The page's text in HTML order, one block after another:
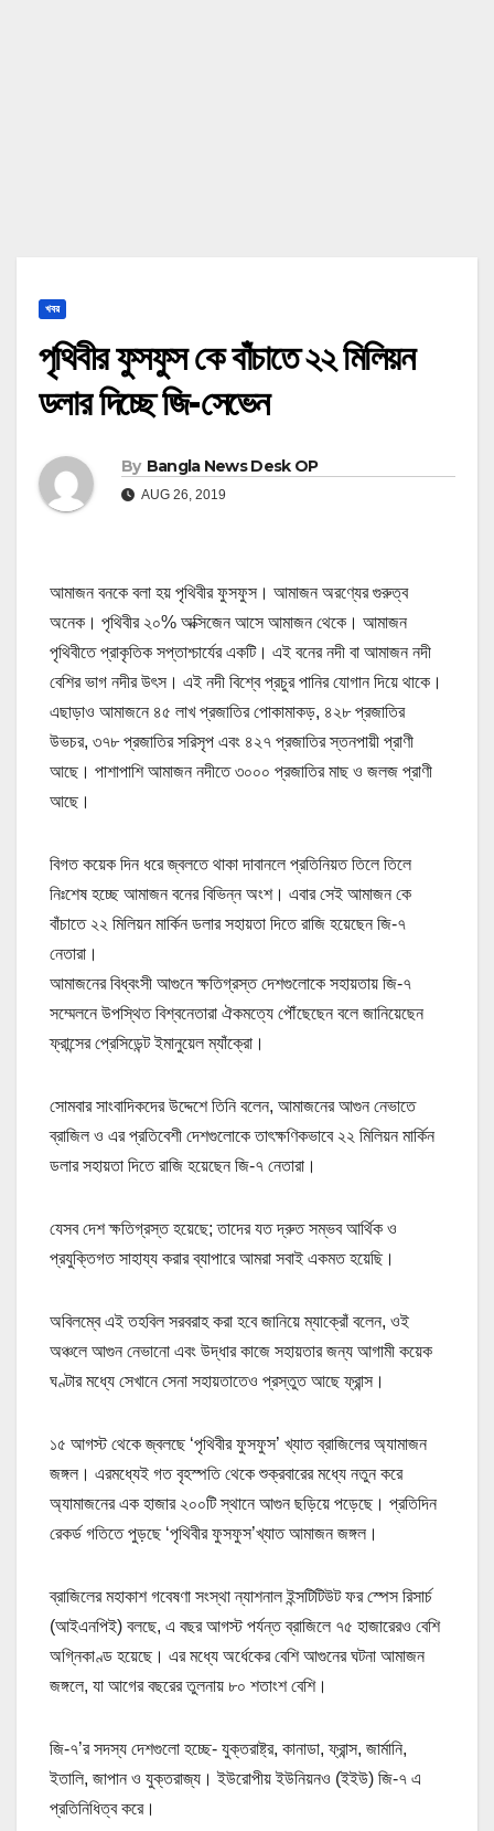
খবর
পৃথিবীর ফুসফুস কে বাঁচাতে ২২ মিলিয়ন
ডলার দিচ্ছে জি-সেভেন
By Bangla News Desk OP
AUG 26, 2019
আমাজন বনকে বলা হয় পৃথিবীর ফুসফুস। আমাজন অরণ্যের গুরুত্ব
অনেক। পৃথিবীর ২০% অক্সিজেন আসে আমাজন থেকে। আমাজন
পৃথিবীতে প্রাকৃতিক সপ্তাশ্চার্যের একটি। এই বনের নদী বা আমাজন নদী
বেশির ভাগ নদীর উৎস। এই নদী বিশ্বে প্রচুর পানির যোগান দিয়ে থাকে।
এছাড়াও আমাজনে ৪৫ লাখ প্রজাতির পোকামাকড়, ৪২৮ প্রজাতির
উভচর, ৩৭৮ প্রজাতির সরিসৃপ এবং ৪২৭ প্রজাতির স্তনপায়ী প্রাণী
আছে। পাশাপাশি আমাজন নদীতে ৩০০০ প্রজাতির মাছ ও জলজ প্রাণী
আছে।
বিগত কয়েক দিন ধরে জ্বলতে থাকা দাবানলে প্রতিনিয়ত তিলে তিলে
নিঃশেষ হচ্ছে আমাজন বনের বিভিন্ন অংশ। এবার সেই আমাজন কে
বাঁচাতে ২২ মিলিয়ন মার্কিন ডলার সহায়তা দিতে রাজি হয়েছেন জি-৭
নেতারা।
আমাজনের বিধ্বংসী আগুনে ক্ষতিগ্রস্ত দেশগুলোকে সহায়তায় জি-৭
সম্মেলনে উপস্থিত বিশ্বনেতারা ঐকমত্যে পৌঁছেছেন বলে জানিয়েছেন
ফ্রান্সের প্রেসিডেন্ট ইমানুয়েল ম্যাঁক্রো।
সোমবার সাংবাদিকদের উদ্দেশে তিনি বলেন, আমাজনের আগুন নেভাতে
ব্রাজিল ও এর প্রতিবেশী দেশগুলোকে তাৎক্ষণিকভাবে ২২ মিলিয়ন মার্কিন
ডলার সহায়তা দিতে রাজি হয়েছেন জি-৭ নেতারা।
যেসব দেশ ক্ষতিগ্রস্ত হয়েছে; তাদের যত দ্রুত সম্ভব আর্থিক ও
প্রযুক্তিগত সাহায্য করার ব্যাপারে আমরা সবাই একমত হয়েছি।
অবিলম্বে এই তহবিল সরবরাহ করা হবে জানিয়ে ম্যাক্রোঁ বলেন, ওই
অঞ্চলে আগুন নেভানো এবং উদ্ধার কাজে সহায়তার জন্য আগামী কয়েক
ঘণ্টার মধ্যে সেখানে সেনা সহায়তাতেও প্রস্তুত আছে ফ্রান্স।
১৫ আগস্ট থেকে জ্বলছে ‘পৃথিবীর ফুসফুস’ খ্যাত ব্রাজিলের অ্যামাজন
জঙ্গল। এরমধ্যেই গত বৃহস্পতি থেকে শুক্রবারের মধ্যে নতুন করে
অ্যামাজনের এক হাজার ২০০টি স্থানে আগুন ছড়িয়ে পড়েছে। প্রতিদিন
রেকর্ড গতিতে পুড়ছে ‘পৃথিবীর ফুসফুস’খ্যাত আমাজন জঙ্গল।
ব্রাজিলের মহাকাশ গবেষণা সংস্থা ন্যাশনাল ইন্সটিটিউট ফর স্পেস রিসার্চ
(আইএনপিই) বলছে, এ বছর আগস্ট পর্যন্ত ব্রাজিলে ৭৫ হাজারেরও বেশি
অগ্নিকাণ্ড হয়েছে। এর মধ্যে অর্ধেকের বেশি আগুনের ঘটনা আমাজন
জঙ্গলে, যা আগের বছরের তুলনায় ৮০ শতাংশ বেশি।
জি-৭’র সদস্য দেশগুলো হচ্ছে- যুক্তরাষ্ট্র, কানাডা, ফ্রান্স, জার্মানি,
ইতালি, জাপান ও যুক্তরাজ্য। ইউরোপীয় ইউনিয়নও (ইইউ) জি-৭ এ
প্রতিনিধিত্ব করে।